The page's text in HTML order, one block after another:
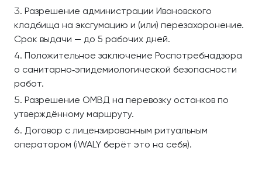
Разрешение администрации Ивановского
кладбища на эксгумацию и (или) перезахоронение.
Срок выдачи — до 5 рабочих дней.
Положительное заключение Роспотребнадзора
о санитарно‑эпидемиологической безопасности
работ.
Разрешение ОМВД на перевозку останков по
утверждённому маршруту.
Договор с лицензированным ритуальным
оператором (iWALY берёт это на себя).